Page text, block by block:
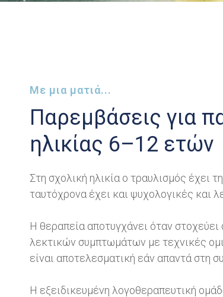
Με μια ματιά...
Παρεμβάσεις για
ηλικίας 6–12 ετών
Στη σχολική ηλικία ο τραυλισμός έχει
ταυτόχρονα έχει και ψυχολογικές και
Η θεραπεία αποτυγχάνει όταν
λεκτικών συμπτωμάτων με τεχνικές
είναι αποτελεσματική εάν απαντά στη
Η εξειδικευμένη λογοθεραπευτική